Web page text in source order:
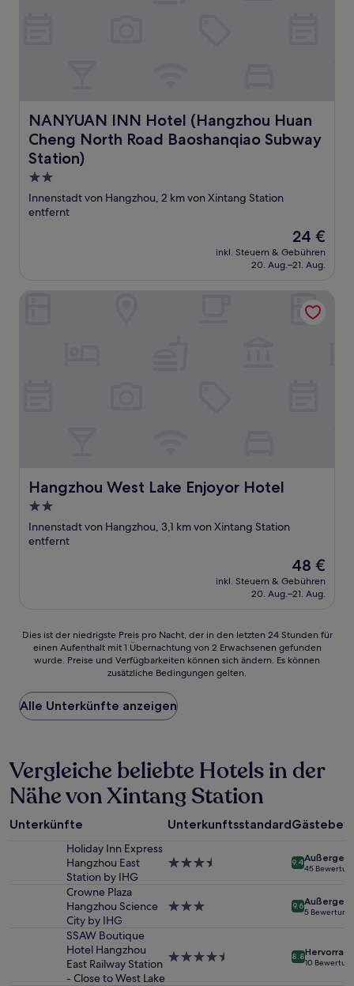
NANYUAN INN Hotel (Hangzhou Huan
Cheng North Road Baoshanqiao Subway
Station)
NANYUAN INN Hotel (Hangzhou Huan Cheng North
2.0-
Sterne-
Unterkunft
Innenstadt von Hangzhou, 2 km von Xintang Station
entfernt
Der
Preis
beträgt
24 €
inkl. Steuern & Gebühren
20. Aug.–21. Aug.
Hangzhou West Lake Enjoyor Hotel
Hangzhou West Lake Enjoyor Hotel
2.0-
Sterne-
Unterkunft
Innenstadt von Hangzhou, 3,1 km von Xintang Station
entfernt
Der
Preis
beträgt
48 €
inkl. Steuern & Gebühren
20. Aug.–21. Aug.
Dies
der
Preis
pro
Nacht,
den
letzten
24 Stunden
für
einen
1 Übernachtung
2 Erwachsenen
gefunden
Verfügbarkeiten
Dies ist der niedrigste Preis pro Nacht, der in den letzten 24 Stunden für
einen Aufenthalt mit 1 Übernachtung von 2 Erwachsenen gefunden
wurde. Preise und Verfügbarkeiten können sich ändern. Es können
zusätzliche Bedingungen gelten.
Alle Unterkünfte anzeigen
Vergleiche beliebte Hotels in der
Nähe von Xintang Station
Unterkünfte Unterkunftsstandard
Holiday Inn Express
Hangzhou East
Station by IHG
3.5-
9.4
45
Crowne Plaza
Hangzhou Science
City by IHG
3.0-
9.6
5
SSAW Boutique
Hotel Hangzhou
East Railway Station
- Close to West Lake
4.5-
8.8
10